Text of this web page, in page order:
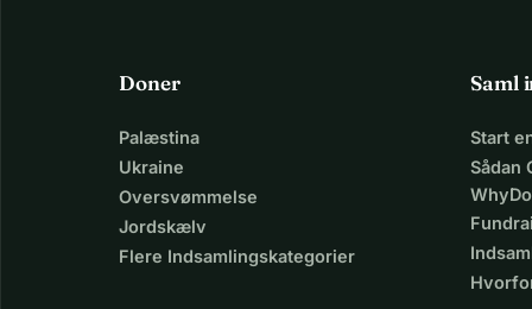
Doner
Palæstina
Ukraine
Oversvømmelse
Jordskælv
Flere Indsamlingskategorier
Saml
Start
Sådan